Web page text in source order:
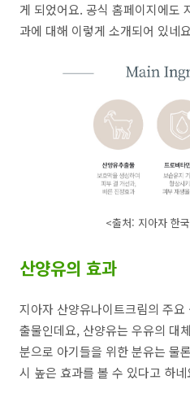
게 되었어요. 공식 홈페이지에도
과에 대해 이렇게 소개되어 있네
<출처: 지아자 한
산양유의 효과
지아자 산양유나이트크림의 주
출물인데요, 산양유는 우유의 대
분으로 아기들을 위한 분유는 물
시 높은 효과를 볼 수 있다고 하네